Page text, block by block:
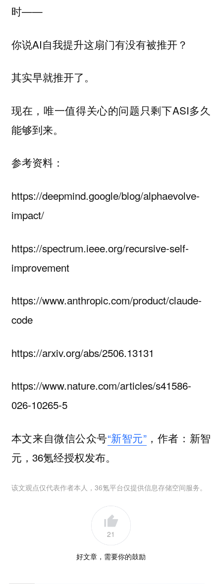
时——
你说AI自我提升这扇门有没有被推开？
其实早就推开了。
现在，唯一值得关心的问题只剩下ASI多久
能够到来。
参考资料：
https://deepmind.google/blog/alphaevolve-
impact/
https://spectrum.ieee.org/recursive-self-
improvement
https://www.anthropic.com/product/claude-
code
https://arxiv.org/abs/2506.13131
https://www.nature.com/articles/s41586-
026-10265-5
本文来自微信公众号“新智元”，作者：新智
元，36氪经授权发布。
该文观点仅代表作者本人，36氪平台仅提供信息存储空间服务。
21
好文章，需要你的鼓励